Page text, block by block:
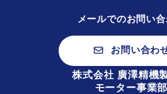
メールでのお問い
お問い合わ
株式会社 廣澤精機
モーター事業部